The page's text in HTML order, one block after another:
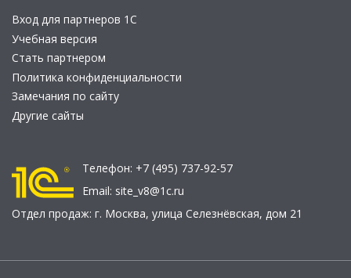
Вход для партнеров 1С
Учебная версия
Стать партнером
Политика конфиденциальности
Замечания по сайту
Другие сайты
Телефон: +7 (495) 737-92-57
Email: site_v8@1c.ru
Отдел продаж: г. Москва, улица Селезнёвская, дом 21